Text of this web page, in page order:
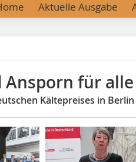
Aktuelle Ausgabe
Ansporn für alle
Kältepreises in Berlin